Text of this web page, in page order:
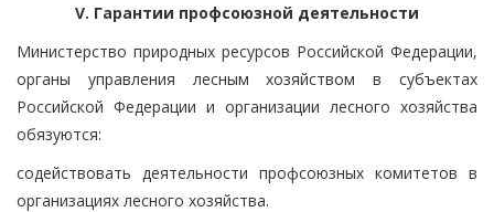
V. Гарантии профсоюзной деятельности
Министерство природных ресурсов Российской Федерации,
органы управления лесным хозяйством в субъектах
Российской Федерации и организации лесного хозяйства
обязуются:
содействовать деятельности профсоюзных комитетов в
организациях лесного хозяйства.